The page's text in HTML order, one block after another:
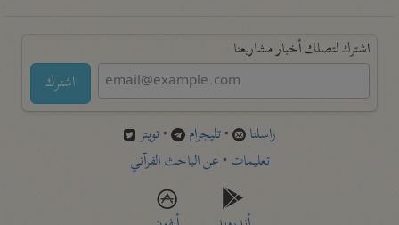
اشترك لتصلك أخبار مشاريعنا
اشترك
راسلنا •تليجرام •تويتر
تعليمات •عن الباحث القرآني